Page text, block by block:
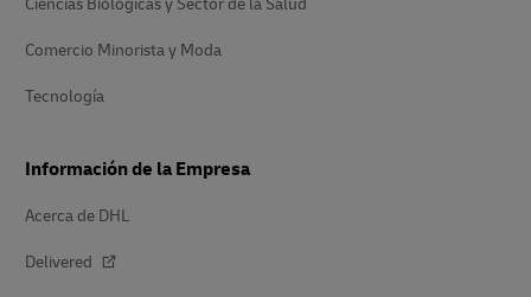
Ciencias Biológicas y Sector de la Salud
Comercio Minorista y Moda
Tecnología
Información de la Empresa
Acerca de DHL
Delivered